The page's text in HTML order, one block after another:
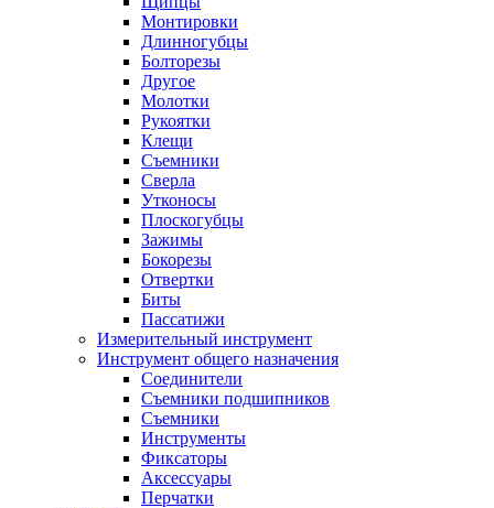
Монтировки
Длинногубцы
Болторезы
Другое
Молотки
Рукоятки
Клещи
Съемники
Сверла
Утконосы
Плоскогубцы
Зажимы
Бокорезы
Отвертки
Биты
Пассатижи
Измерительный инструмент
Инструмент общего назначения
Соединители
Съемники подшипников
Съемники
Инструменты
Фиксаторы
Аксессуары
Перчатки